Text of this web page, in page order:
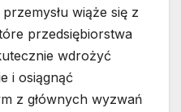
wiąże się z
przedsiębiorstwa
wdrożyć
i osiągnąć
z głównych wyzwań